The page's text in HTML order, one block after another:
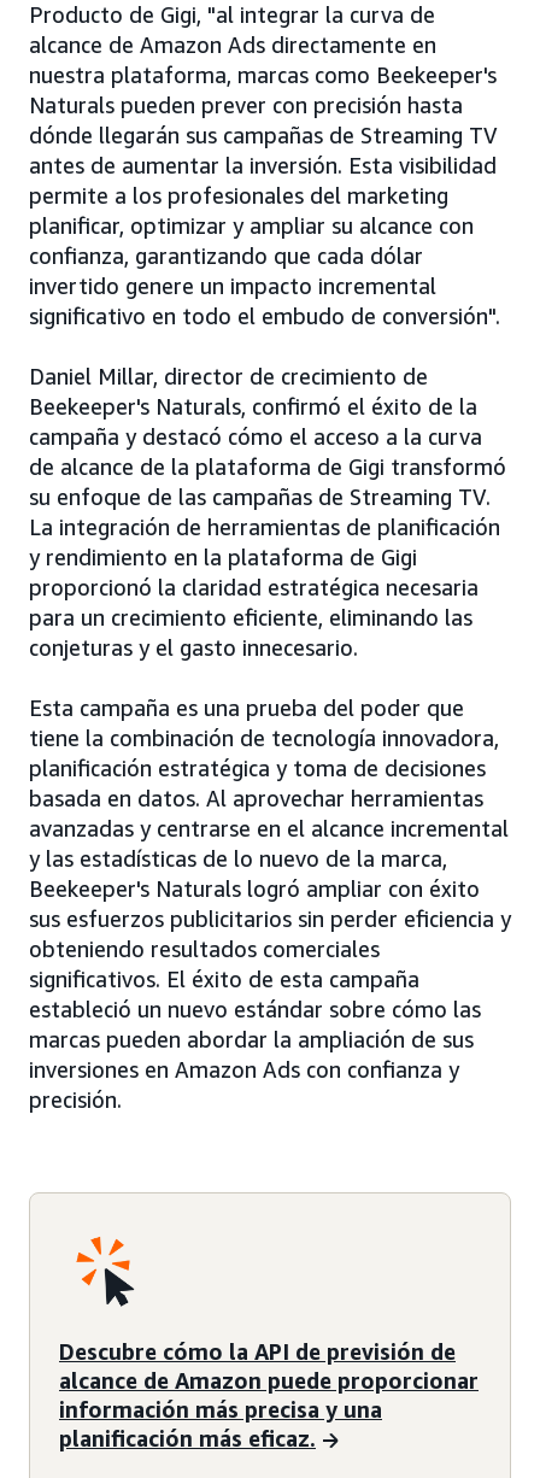
Producto de Gigi, "al integrar la curva de
alcance de Amazon Ads directamente en
nuestra plataforma, marcas como Beekeeper's
Naturals pueden prever con precisión hasta
dónde llegarán sus campañas de Streaming TV
antes de aumentar la inversión. Esta visibilidad
permite a los profesionales del marketing
planificar, optimizar y ampliar su alcance con
confianza, garantizando que cada dólar
invertido genere un impacto incremental
significativo en todo el embudo de conversión".
Daniel Millar, director de crecimiento de
Beekeeper's Naturals, confirmó el éxito de la
campaña y destacó cómo el acceso a la curva
de alcance de la plataforma de Gigi transformó
su enfoque de las campañas de Streaming TV.
La integración de herramientas de planificación
y rendimiento en la plataforma de Gigi
proporcionó la claridad estratégica necesaria
para un crecimiento eficiente, eliminando las
conjeturas y el gasto innecesario.
Esta campaña es una prueba del poder que
tiene la combinación de tecnología innovadora,
planificación estratégica y toma de decisiones
basada en datos. Al aprovechar herramientas
avanzadas y centrarse en el alcance incremental
y las estadísticas de lo nuevo de la marca,
Beekeeper's Naturals logró ampliar con éxito
sus esfuerzos publicitarios sin perder eficiencia y
obteniendo resultados comerciales
significativos. El éxito de esta campaña
estableció un nuevo estándar sobre cómo las
marcas pueden abordar la ampliación de sus
inversiones en Amazon Ads con confianza y
precisión.
Descubre cómo la API de previsión de
alcance de Amazon puede proporcionar
información más precisa y una
planificación más eficaz.